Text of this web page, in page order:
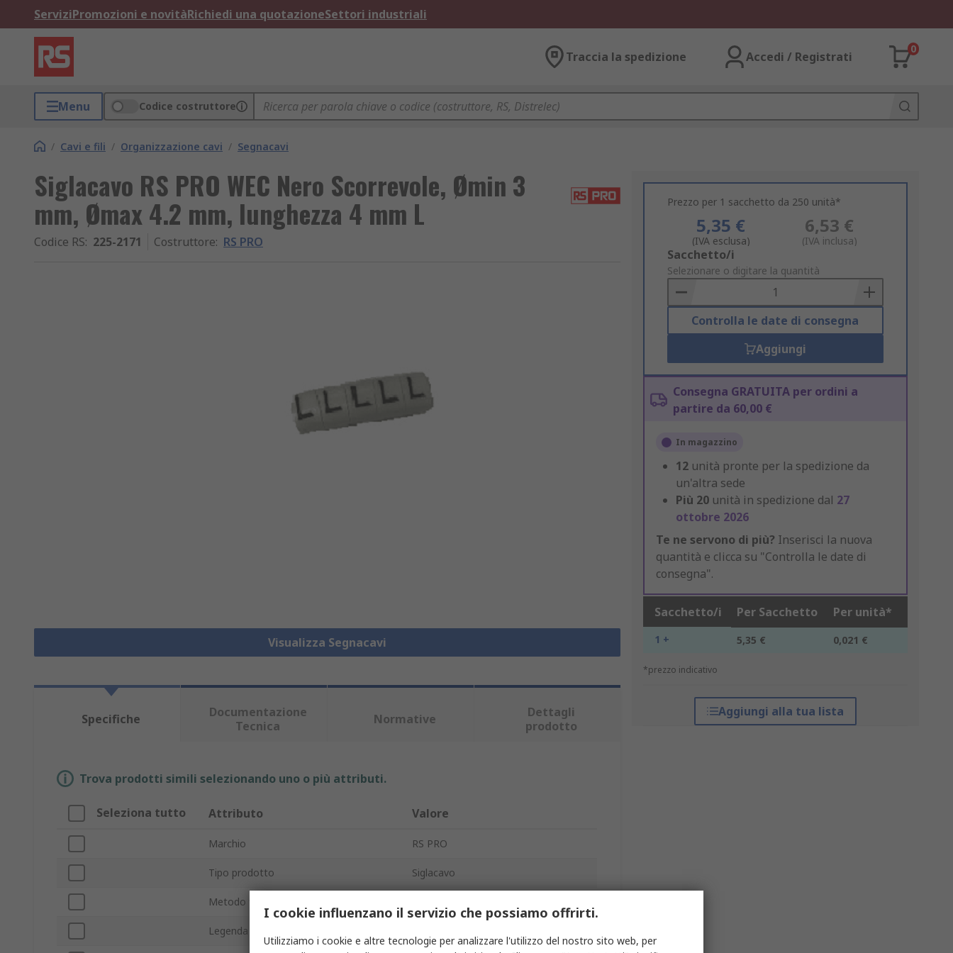
ServiziPromozioni e novitàRichiedi una quotazioneSettori industriali
Traccia la spedizione Accedi / Registrati
0
Menu Codice costruttore
/ Cavi e fili / Organizzazione cavi / Segnacavi
Siglacavo RS PRO WEC Nero Scorrevole, Ømin 3
mm, Ømax 4.2 mm, lunghezza 4 mm L
Codice RS: 225-2171 Costruttore: RS PRO
Visualizza Segnacavi
Prezzo per 1 sacchetto da 250 unità*
5,35 €
(IVA esclusa)
6,53 €
(IVA inclusa)
Add
to
Basket
Sacchetto/i
Selezionare o digitare la quantità
Controlla le date di consegna
Aggiungi
Consegna GRATUITA per ordini a
partire da 60,00 €
In magazzino
12 unità pronte per la spedizione da
un'altra sede
Più 20 unità in spedizione dal 27
ottobre 2026
Te ne servono di più? Inserisci la nuova
quantità e clicca su "Controlla le date di
consegna".
Sacchetto/i Per Sacchetto Per unità*
1 + 5,35 € 0,021 €
*prezzo indicativo
Aggiungi alla tua lista
Specifiche
Documentazione
Tecnica
Normative
Dettagli
prodotto
Trova prodotti simili selezionando uno o più attributi.
Seleziona tutto Attributo Valore
Marchio RS PRO
Tipo prodotto Siglacavo
Metodo fissaggio
Legenda
I cookie influenzano il servizio che possiamo offrirti.
Utilizziamo i cookie e altre tecnologie per analizzare l'utilizzo del nostro sito web, per